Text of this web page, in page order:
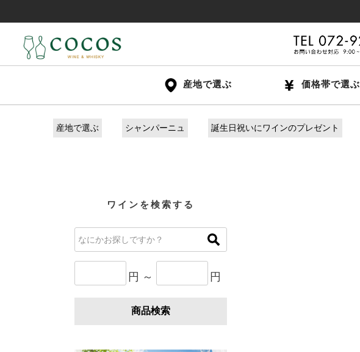
産地で選ぶ 価格帯で選ぶ
産地で選ぶ シャンパーニュ 誕生日祝いにワインのプレゼント
ワインを検索する
円 ～ 円
商品検索